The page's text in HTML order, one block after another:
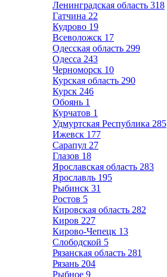
Ленинградская область 318
Гатчина 22
Кудрово 19
Всеволожск 17
Одесская область 299
Одесса 243
Черноморск 10
Курская область 290
Курск 246
Обоянь 1
Курчатов 1
Удмуртская Республика 285
Ижевск 177
Сарапул 27
Глазов 18
Ярославская область 283
Ярославль 195
Рыбинск 31
Ростов 5
Кировская область 282
Киров 227
Кирово-Чепецк 13
Слободской 5
Рязанская область 281
Рязань 204
Рыбное 9